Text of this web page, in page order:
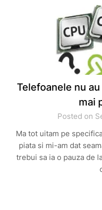
Telefoanele nu
mai
Posted on
Ma tot uitam pe
piata si mi-am dat
trebui sa ia o pauza de